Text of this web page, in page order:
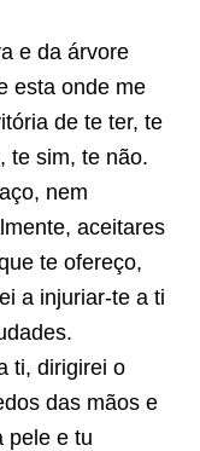
e da árvore
esta onde me
de te ter, te
te sim, te não.
nem
aceitares
te ofereço,
a injuriar-te a ti
ti, dirigirei o
das mãos e
pele e tu